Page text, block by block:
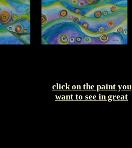
click on the paint you
want to see in great